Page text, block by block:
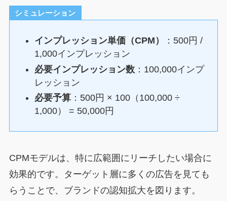
シミュレーション
インプレッション単価（CPM）
：500円 /
1,000インプレッション
必要インプレッション数 ：100,000インプ
レッション
必要予算 ：500円 × 100（100,000 ÷
1,000） = 50,000円
CPMモデルは、特に広範囲にリーチしたい場合に
効果的です。ターゲット層に多くの広告を見ても
らうことで、ブランドの認知拡大を図ります。